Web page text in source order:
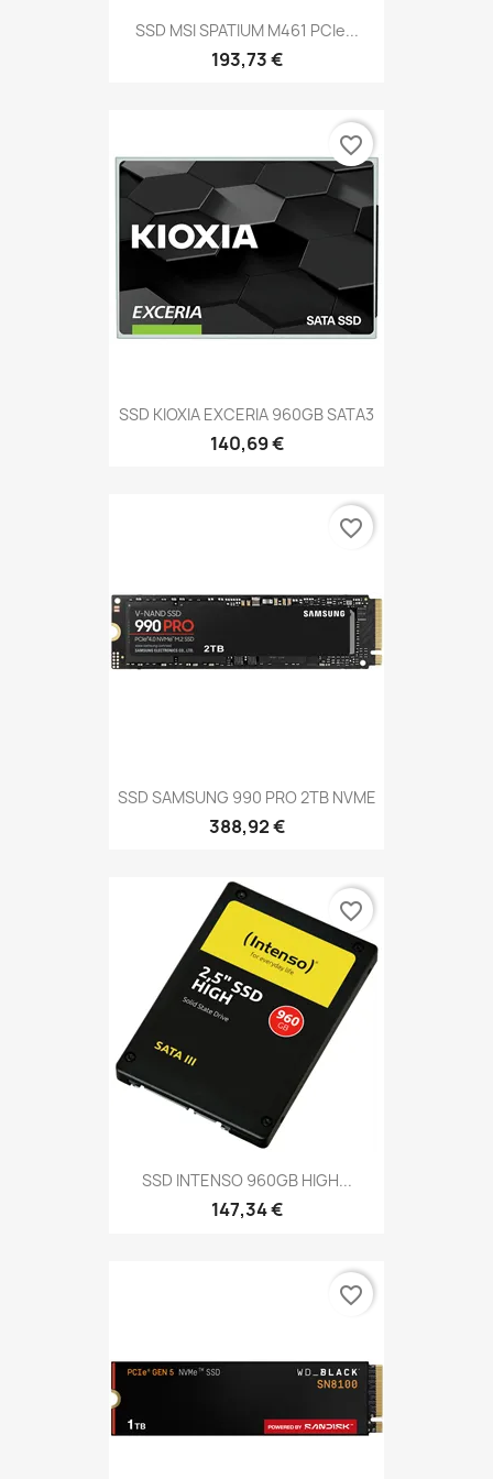
SSD MSI SPATIUM M461 PCIe...
193,73 €
SSD KIOXIA EXCERIA 960GB SATA3
140,69 €
favorite_border
SSD SAMSUNG 990 PRO 2TB NVME
388,92 €
favorite_border
SSD INTENSO 960GB HIGH...
147,34 €
favorite_border
favorite_border